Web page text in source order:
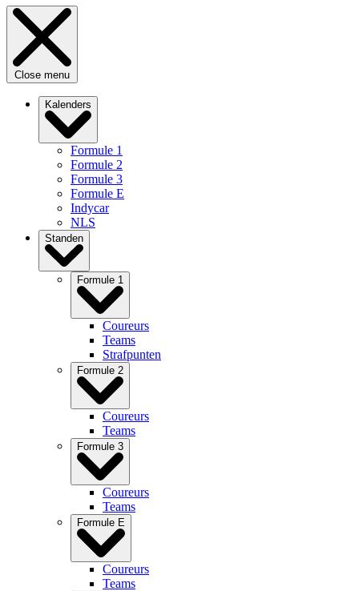
Close menu
Kalenders
Formule 1
Formule 2
Formule 3
Formule E
Indycar
NLS
Standen
Formule 1
Coureurs
Teams
Strafpunten
Formule 2
Coureurs
Teams
Formule 3
Coureurs
Teams
Formule E
Coureurs
Teams